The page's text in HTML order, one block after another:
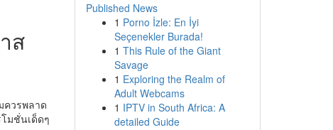
ส
ควรพลาด
มชั่นเด็ดๆ
Published News
1 Porno İzle: En İyi
Seçenekler Burada!
1 This Rule of the Giant
Savage
1 Exploring the Realm of
Adult Webcams
1 IPTV in South Africa: A
detailed Guide